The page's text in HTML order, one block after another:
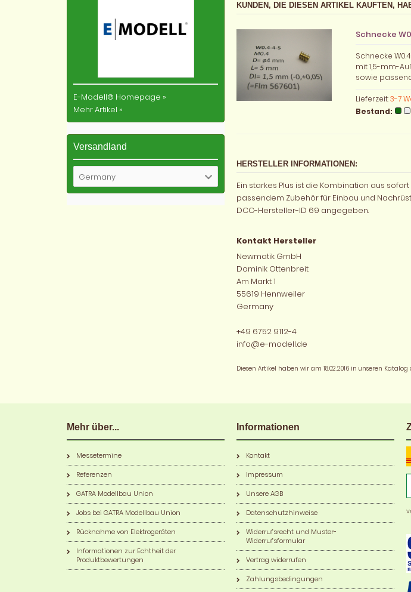
KUNDEN, DIE DIESEN ARTIKEL KAUFTEN,
Schnecke
Schnecke
mit 1,5-mm-
sowie
Lieferzeit:3-7
Bestand:
HERSTELLER INFORMATIONEN:
Ein starkes Plus ist die Kombination aus
passendem Zubehör für Einbau und
DCC-Hersteller-ID 69 angegeben.
Kontakt Hersteller
Newmatik GmbH
Dominik Ottenbreit
Am Markt 1
55619 Hennweiler
Germany
+49 6752 9112-4
info@e-modell.de
Diesen Artikel haben wir am 18.02.2016 in unseren
E-Modell® Homepage »
Mehr Artikel »
Versandland
Germany
Mehr über...
Messetermine
Referenzen
GATRA Modellbau Union
Jobs bei GATRA Modellbau Union
Rücknahme von Elektrogeräten
Informationen zur Echtheit der
Produktbewertungen
Informationen
Kontakt
Impressum
Unsere AGB
Datenschutzhinweise
Widerrufsrecht und Muster-
Widerrufsformular
Vertrag widerrufen
Zahlungsbedingungen